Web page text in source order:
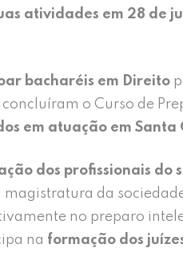
atividades em 28 de
bacharéis em Direito
o Curso de
em atuação em Santa
dos profissionais do
da
no preparo
na formação dos